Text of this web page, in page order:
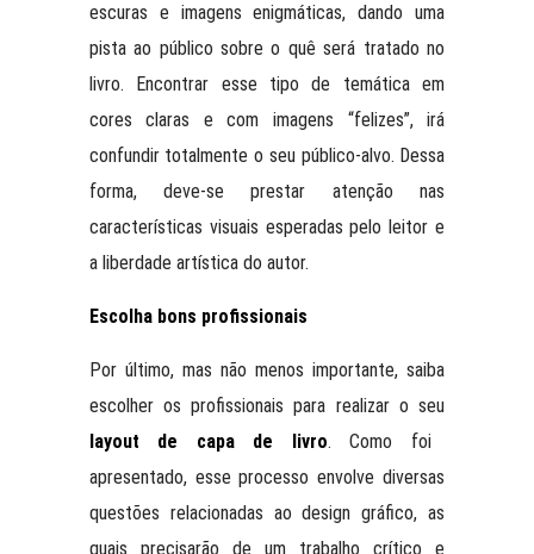
escuras e imagens enigmáticas, dando uma
pista ao público sobre o quê será tratado no
livro. Encontrar esse tipo de temática em
cores claras e com imagens “felizes”, irá
confundir totalmente o seu público-alvo. Dessa
forma, deve-se prestar atenção nas
características visuais esperadas pelo leitor e
a liberdade artística do autor.
Escolha bons profissionais
Por último, mas não menos importante, saiba
escolher os profissionais para realizar o seu
layout de capa de livro. Como foi
apresentado, esse processo envolve diversas
questões relacionadas ao design gráfico, as
quais precisarão de um trabalho crítico e